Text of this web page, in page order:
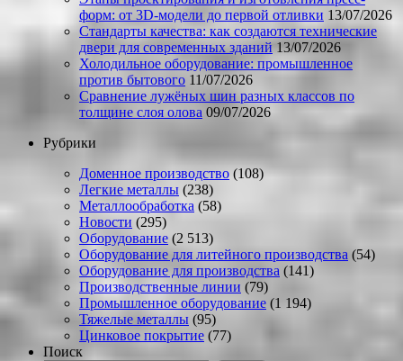
форм: от 3D-модели до первой отливки 13/07/2026
Стандарты качества: как создаются технические
двери для современных зданий 13/07/2026
Холодильное оборудование: промышленное
против бытового 11/07/2026
Сравнение лужёных шин разных классов по
толщине слоя олова 09/07/2026
Рубрики
Доменное производство (108)
Легкие металлы (238)
Металлообработка (58)
Новости (295)
Оборудование (2 513)
Оборудование для литейного производства (54)
Оборудование для производства (141)
Производственные линии (79)
Промышленное оборудование (1 194)
Тяжелые металлы (95)
Цинковое покрытие (77)
Поиск